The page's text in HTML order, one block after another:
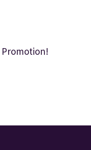
Promotion!